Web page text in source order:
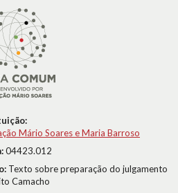
Mário Soares e Maria Barroso
04423.012
Texto sobre preparação do julgamento
Camacho